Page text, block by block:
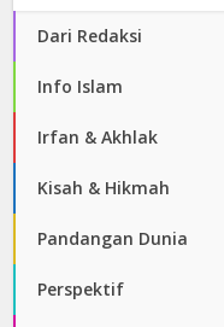
Dari Redaksi
Info Islam
Irfan & Akhlak
Kisah & Hikmah
Pandangan Dunia
Perspektif